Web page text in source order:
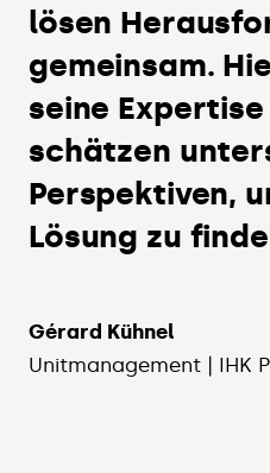
lösen
gemeinsam.
seine
schätzen
Perspektiven,
Lösung zu
Gérard Kühnel
Unitmanagement | IHK